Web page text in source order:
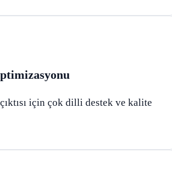
için çok dilli destek ve kalite